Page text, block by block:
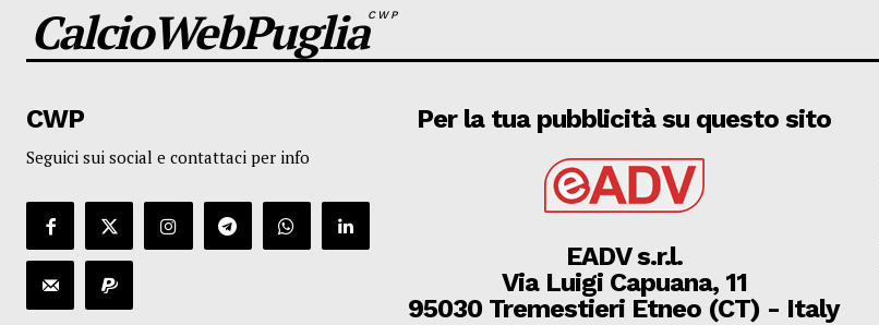
CalcioWebPugliaCWP
CWP
Seguici sui social e contattaci per info
Per la tua pubblicità su questo sito
EADV s.r.l.
Via Luigi Capuana, 11
95030 Tremestieri Etneo (CT) - Italy